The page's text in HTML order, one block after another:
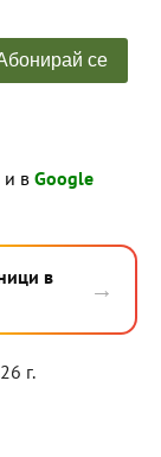
и в Google
в
→
г.